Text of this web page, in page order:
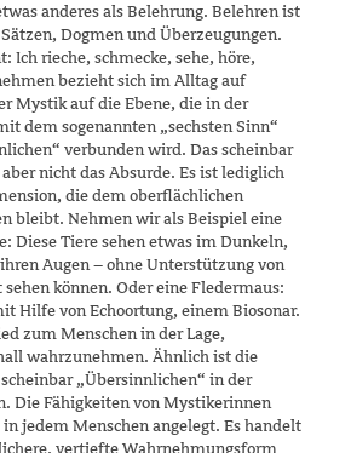
anderes als Belehrung. Belehren ist
Dogmen und Überzeugungen.
Ich rieche, schmecke, sehe, höre,
bezieht sich im Alltag auf
Mystik auf die Ebene, die in der
dem sogenannten „sechsten Sinn“
verbunden wird. Das scheinbar
nicht das Absurde. Es ist lediglich
die dem oberflächlichen
bleibt. Nehmen wir als Beispiel eine
Diese Tiere sehen etwas im Dunkeln,
Augen – ohne Unterstützung von
können. Oder eine Fledermaus:
Hilfe von Echoortung, einem Biosonar.
zum Menschen in der Lage,
wahrzunehmen. Ähnlich ist die
„Übersinnlichen“ in der
Die Fähigkeiten von Mystikerinnen
jedem Menschen angelegt. Es handelt
ver­tiefte Wahrnehmungsform